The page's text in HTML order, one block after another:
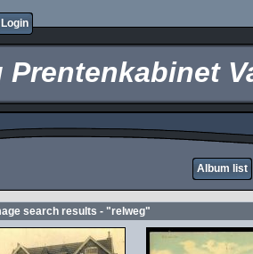
Login
Album list
search results - "relweg"